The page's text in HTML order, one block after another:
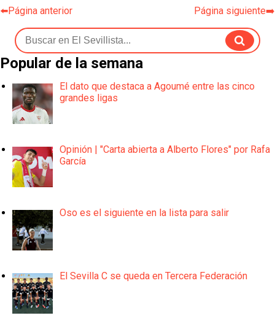
⬅️Página anterior Página siguiente➡️
Popular de la semana
El dato que destaca a Agoumé entre las cinco
grandes ligas
Opinión | "Carta abierta a Alberto Flores" por Rafa
García
Oso es el siguiente en la lista para salir
El Sevilla C se queda en Tercera Federación